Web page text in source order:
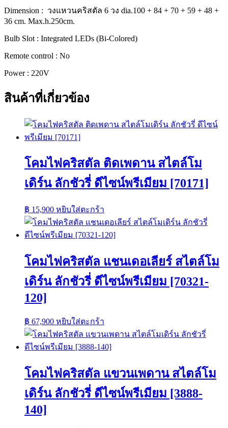
ชิ้น
Dimension : วงแหวนคริสตัล 6 วง dia.100 + 84 + 70 + 59 + 48 +
36 cm. Max.h.250cm.
Bulb Slot : Integrated LEDs (Bi-Colored)
Remote control : No
Power : 220V
สินค้าที่เกี่ยวข้อง
โคมไฟคริสตัล ติดเพดาน สไตล์โม
เดิร์น ลักชัวรี่ ดีไซน์พรีเมียม [70171]
฿ 15,900 หยิบใส่ตะกร้า
โคมไฟคริสตัล แชนเดอเลียร์ สไตล์โม
เดิร์น ลักชัวรี่ ดีไซน์พรีเมียม [70321-
120]
฿ 67,900 หยิบใส่ตะกร้า
โคมไฟคริสตัล แขวนเพดาน สไตล์โม
เดิร์น ลักชัวรี่ ดีไซน์พรีเมียม [3888-
140]